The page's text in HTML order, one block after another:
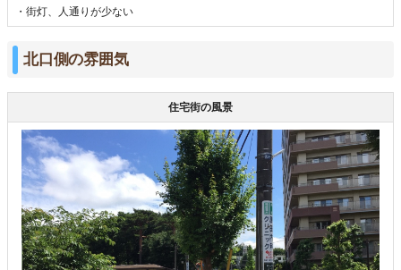
・街灯、人通りが少ない
北口側の雰囲気
住宅街の風景